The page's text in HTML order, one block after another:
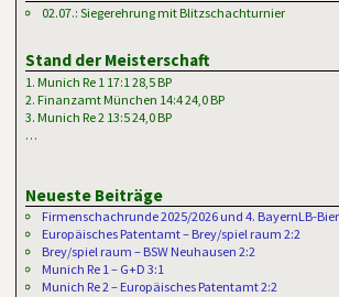
02.07.: Siegerehrung mit Blitzschachturnier
Stand der Meisterschaft
1. Munich Re 1 17:1 28,5 BP
2. Finanzamt München 14:4 24,0 BP
3. Munich Re 2 13:5 24,0 BP
…
Neueste Beiträge
Firmenschachrunde 2025/2026 und 4. BayernLB-
Europäisches Patentamt – Brey/spiel raum 2:2
Brey/spiel raum – BSW Neuhausen 2:2
Munich Re 1 – G+D 3:1
Munich Re 2 – Europäisches Patentamt 2:2